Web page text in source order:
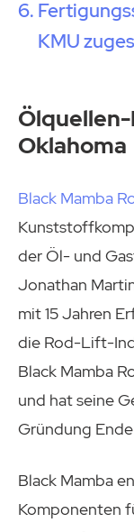
KMU
Oklahoma
Black Mamba
der Öl- und
Jonathan
mit 15 Jahren
die Rod-Lift-
Black Mamba
und hat seine
Gründung
Black Mamba
Komponenten